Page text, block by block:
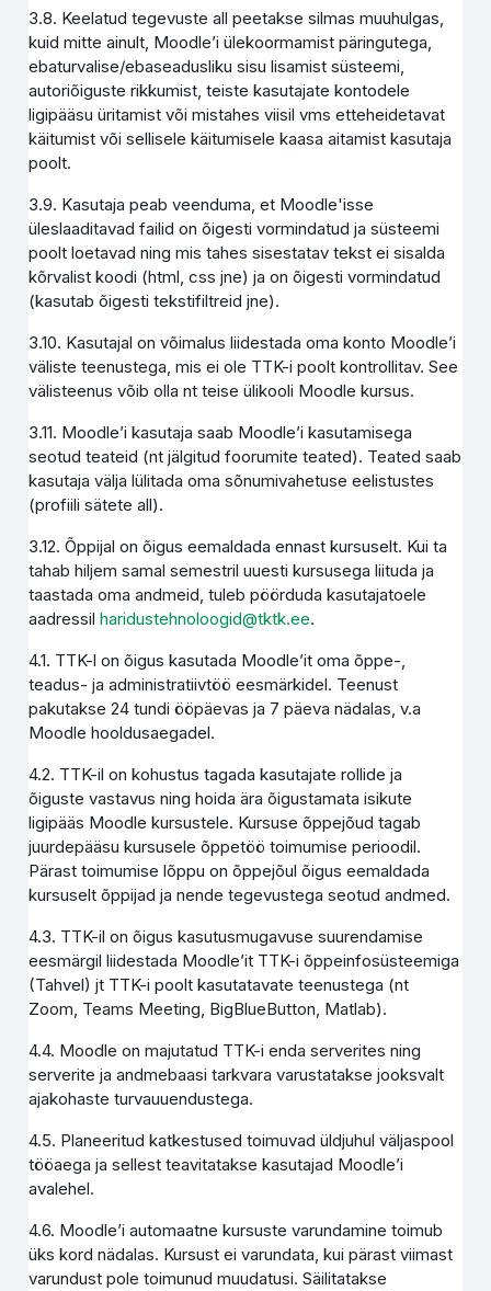
3.8. Keelatud tegevuste all peetakse silmas muuhulgas,
kuid mitte ainult, Moodle’i ülekoormamist päringutega,
ebaturvalise/ebaseadusliku sisu lisamist süsteemi,
autoriõiguste rikkumist, teiste kasutajate kontodele
ligipääsu üritamist või mistahes viisil vms etteheidetavat
käitumist või sellisele käitumisele kaasa aitamist kasutaja
poolt.
3.9. Kasutaja peab veenduma, et Moodle'isse
üleslaaditavad failid on õigesti vormindatud ja süsteemi
poolt loetavad ning mis tahes sisestatav tekst ei sisalda
kõrvalist koodi (html, css jne) ja on õigesti vormindatud
(kasutab õigesti tekstifiltreid jne).
3.10. Kasutajal on võimalus liidestada oma konto Moodle’i
väliste teenustega, mis ei ole TTK-i poolt kontrollitav. See
välisteenus võib olla nt teise ülikooli Moodle kursus.
3.11. Moodle’i kasutaja saab Moodle’i kasutamisega
seotud teateid (nt jälgitud foorumite teated). Teated saab
kasutaja välja lülitada oma sõnumivahetuse eelistustes
(profiili sätete all).
3.12. Õppijal on õigus eemaldada ennast kursuselt. Kui ta
tahab hiljem samal semestril uuesti kursusega liituda ja
taastada oma andmeid, tuleb pöörduda kasutajatoele
aadressilharidustehnoloogid@tktk.ee.
4.1. TTK-l on õigus kasutada Moodle’it oma õppe-,
teadus- ja administratiivtöö eesmärkidel. Teenust
pakutakse 24 tundi ööpäevas ja 7 päeva nädalas, v.a
Moodle hooldusaegadel.
4.2. TTK-il on kohustus tagada kasutajate rollide ja
õiguste vastavus ning hoida ära õigustamata isikute
ligipääs Moodle kursustele. Kursuse õppejõud tagab
juurdepääsu kursusele õppetöö toimumise perioodil.
Pärast toimumise lõppu on õppejõul õigus eemaldada
kursuselt õppijad ja nende tegevustega seotud andmed.
4.3. TTK-il on õigus kasutusmugavuse suurendamise
eesmärgil liidestada Moodle’it TTK-i õppeinfosüsteemiga
(Tahvel) jt TTK-i poolt kasutatavate teenustega (nt
Zoom, Teams Meeting, BigBlueButton, Matlab).
4.4. Moodle on majutatud TTK-i enda serverites ning
serverite ja andmebaasi tarkvara varustatakse jooksvalt
ajakohaste turvauuendustega.
4.5. Planeeritud katkestused toimuvad üldjuhul väljaspool
tööaega ja sellest teavitatakse kasutajad Moodle’i
avalehel.
4.6. Moodle’i automaatne kursuste varundamine toimub
üks kord nädalas. Kursust ei varundata, kui pärast viimast
varundust pole toimunud muudatusi. Säilitatakse